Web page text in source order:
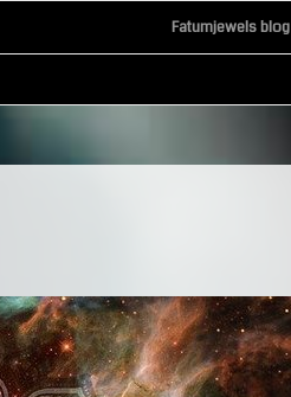
Fatumjewels blog